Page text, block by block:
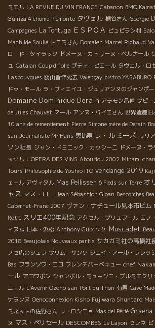
ミエル LA REVUE DU VIN FRANCE Cabanon BMO
Guinza 4 chome Piemonte タヴェル 桐谷さん Géorgie
Campagnes La Tortuga ＥＳＰＯＡ ピュピラン村
Mathilde Soulié トモミさん Domaien Marcel Richaud
ロ・ド・タイラック ドメーヌ・カトリーヌ・ベルナール
ュ Catalan Coup d'folie プティ・ピエール タヴェル・ロ
Lasbouygues 勝山晋作死去 Valençay bistro YASABURO
ドゥ・モール ラ・ヴィエイユ・ジュリアンヌのジャンポ
Domaine Dominique Derain アラモン品種 プピ
de Jules Chauvet マール アンヌ・パイエさん 世界遺産旧
10 ans de remerciement Pierre Simone mère de Derain
san Journaliste Mr.Hans 恵比寿 ラ・ルミーズ リリ
ソン社長 ジャン・ドミニック・カッシーニ ドメーヌ・ラ
ッセル L'OPERA DES VINS Abouriou 2002 Minami chan
Tours Philosophie de Yoshio ITO vendange 2019
ェール アヴィタル Mas Pellisser 6 Pieds sur Terre オ
ャス マス・ロー Jean Sébastion Gioan Descombes
Cabernet-Franc 2007 ヴァン・ナチュール見本市ビム
Rotie スリエ400年記念 アクセル・プリュフール エノ
ィヌム 日本・浜松 Anthony Guix ケケ Muscadet
2018 Beaujolais Nouveaux partis サカガミ社の高橋社
ノセ店のシェフ プリム・サンソ ジェイ・アール・フレッ
Bas フランソワ・エコ フレンチバーベキュー chef
ール アコワボン シャンボル・ミュージニ・プルミエクリ
ニール L'Avenir Ozono san Port du Thon 有馬 Cave
ケランヌ Oenoconnexion Kisho Fujiwara Shuntaro
ミネットの佐野さん レ・ロシニョ Mas del Périé Graena
ヌ マス・ぺリセール DESCOMBES Le Layon セレネ